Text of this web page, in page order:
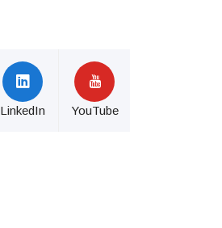
LinkedIn YouTube